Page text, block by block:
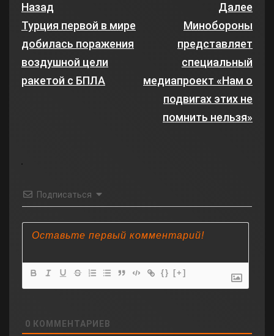
Назад
Турция первой в мире
добилась поражения
воздушной цели
ракетой с БПЛА
Далее
Минобороны
представляет
специальный
медиапроект «Нам о
подвигах этих не
помнить нельзя»
Подписаться
{} [+]
0 КОММЕНТАРИЕВ